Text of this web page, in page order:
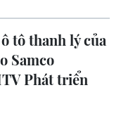
tô thanh lý của
Samco
Phát triển